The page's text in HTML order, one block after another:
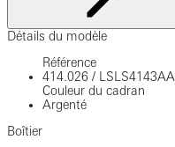
Détails du modèle
Référence
414.026 /
LSLS4143AA
Couleur du cadran
Argenté
Boîtier